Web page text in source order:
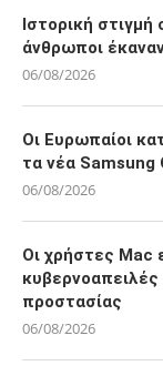
Ιστορική
άνθρωποι
06/08/2026
Οι Ευρωπαίοι
τα νέα Samsung
06/08/2026
Οι χρήστες Mac
προστασίας
06/08/2026